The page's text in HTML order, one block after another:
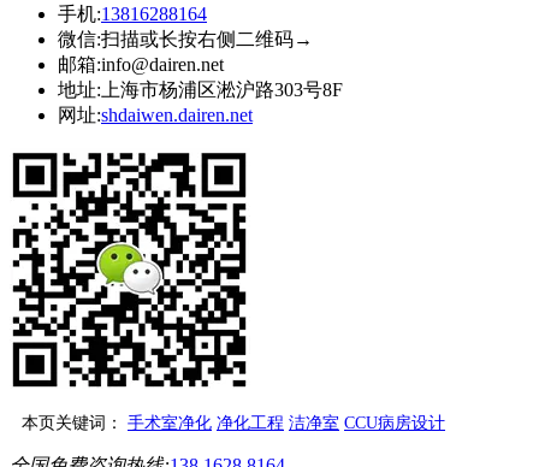
手机:13816288164
微信:扫描或长按右侧二维码→
邮箱:info@dairen.net
地址: 上海市杨浦区淞沪路303号8F
网址:shdaiwen.dairen.net
本页关键词： 手术室净化 净化工程 洁净室 CCU病房设计